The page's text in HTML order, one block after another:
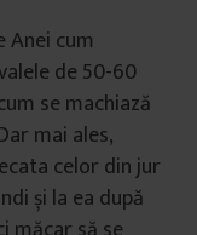
Anei cum
de 50-60
se machiază
mai ales,
celor din jur
și la ea după